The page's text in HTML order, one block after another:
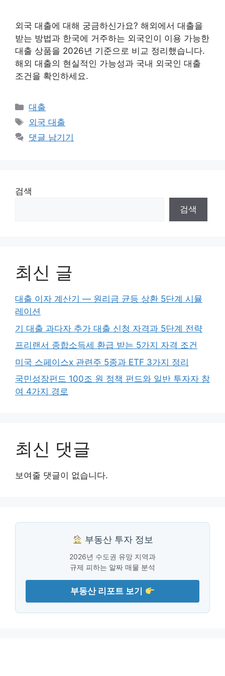
외국 대출에 대해 궁금하신가요? 해외에서 대출을
받는 방법과 한국에 거주하는 외국인이 이용 가능한
대출 상품을 2026년 기준으로 비교 정리했습니다.
해외 대출의 현실적인 가능성과 국내 외국인 대출
조건을 확인하세요.
카
테
리
대출
태
그
외국 대출
댓글 남기기
검색
검색
최신 글
대출 이자 계산기 — 원리금 균등 상환 5단계 시뮬
레이션
기 대출 과다자 추가 대출 신청 자격과 5단계 전략
프리랜서 종합소득세 환급 받는 5가지 자격 조건
미국 스페이스x 관련주 5종과 ETF 3가지 정리
국민성장펀드 100조 원 정책 펀드와 일반 투자자 참
여 4가지 경로
최신 댓글
보여줄 댓글이 없습니다.
부동산 투자 정보
2026년 수도권 유망 지역과
규제 피하는 알짜 매물 분석
부동산 리포트 보기